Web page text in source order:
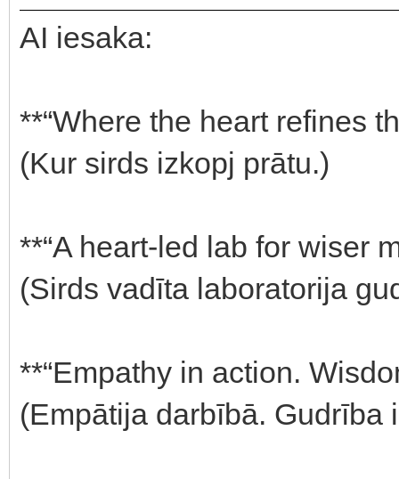
AI iesaka:
**“Where the heart refines
(Kur sirds izkopj prātu.)
**“A heart-led lab for wiser
(Sirds vadīta laboratorija
**“Empathy in action.
(Empātija darbībā. Gudrība